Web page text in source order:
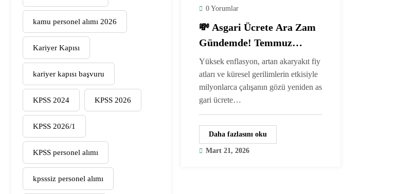
kamu personel alımı 2026
Kariyer Kapısı
kariyer kapısı başvuru
KPSS 2024 KPSS 2026
KPSS 2026/1
KPSS personel alımı
kpsssiz personel alımı
0 Yorumlar
💸 Asgari Ücrete Ara Zam
Gündemde! Temmuz
Senaryosu Netleşiyor
Yüksek enflasyon, artan akaryakıt fiy
atları ve küresel gerilimlerin etkisiyle
milyonlarca çalışanın gözü yeniden as
gari ücrete…
Daha fazlasını oku
Mart 21, 2026